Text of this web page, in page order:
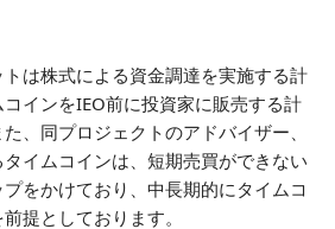
は株式による資金調達を実施する計
インをIEO前に投資家に販売する計
、同プロジェクトのアドバイザー、
イムコインは、短期売買ができない
をかけており、中長期的にタイムコ
提としております。